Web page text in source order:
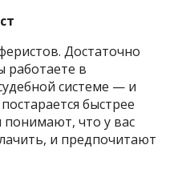
Достаточно
работаете в
системе — и
быстрее
понимают, что у вас
и предпочитают